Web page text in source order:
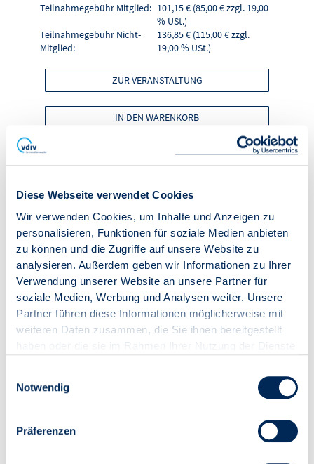
Diese Webseite verwendet Cookies
Wir verwenden Cookies, um Inhalte und Anzeigen zu
personalisieren, Funktionen für soziale Medien anbieten
zu können und die Zugriffe auf unsere Website zu
analysieren. Außerdem geben wir Informationen zu Ihrer
Verwendung unserer Website an unsere Partner für
soziale Medien, Werbung und Analysen weiter. Unsere
Partner führen diese Informationen möglicherweise mit
weiteren Daten zusammen, die Sie ihnen bereitgestellt
haben oder die sie im Rahmen Ihrer Nutzung der Dienste
Notwendig
Präferenzen
Teilnahmegebühr Mitglied: 101,15 € (85,00 € zzgl. 19,00
% USt.)
Teilnahmegebühr Nicht-
Mitglied:
136,85 € (115,00 € zzgl.
19,00 % USt.)
ZUR VERANSTALTUNG
IN DEN WARENKORB
Online-Seminar
"Crashkurs WEG-
Verwalter - Teil 1"
Seminarnummer
26019
Referentin
Walburga Egle
Datum (Zeitraum)
01.09.2026 (10:00 - 11:30
Uhr)
online
Teilnahmegebühr Nicht-